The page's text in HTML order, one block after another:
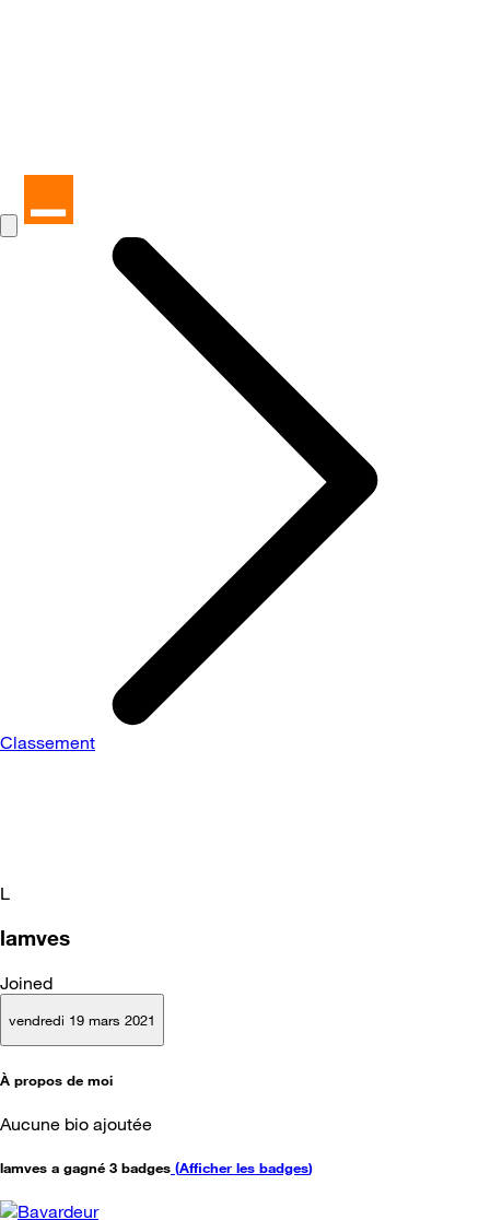
Classement
L
lamves
Joined
vendredi 19 mars 2021
À propos de moi
Aucune bio ajoutée
lamves a gagné 3 badges (Afficher les badges)